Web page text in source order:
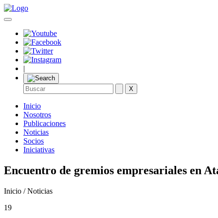
|
X
Inicio
Nosotros
Publicaciones
Noticias
Socios
Iniciativas
Encuentro de gremios empresariales en
Inicio / Noticias
19